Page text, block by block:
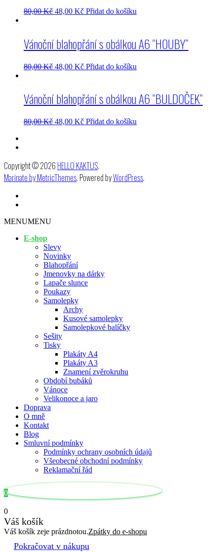
80,00Kč 48,00 Kč Přidat do košíku
Vánoční blahopřání s obálkou A6 “HOUBY”
80,00Kč 48,00 Kč Přidat do košíku
Vánoční blahopřání s obálkou A6 “BULDOČEK”
80,00Kč 48,00 Kč Přidat do košíku
Copyright © 2026 HELLO KAKTUS.
Marinate by MetricThemes. Powered byWordPress.
MENUMENU
E-shop
Slevy
Novinky
Blahopřání
Jmenovky na dárky
Lapače slunce
Poukazy
Samolepky
Archy
Kusové samolepky
Samolepkové balíčky
Sešity
Tisky
Plakáty A4
Plakáty A3
Znamení zvěrokruhu
Období bubáků
Vánoce
Velikonoce a jaro
Doprava
O mně
Kontakt
Blog
Smluvní podmínky
Podmínky ochrany osobních údajů
Všeobecné obchodní podmínky
Reklamační řád
0
0
Váš košík
Váš košík zeje prázdnotou.Zpátky do e-shopu
Pokračovat v nákupu